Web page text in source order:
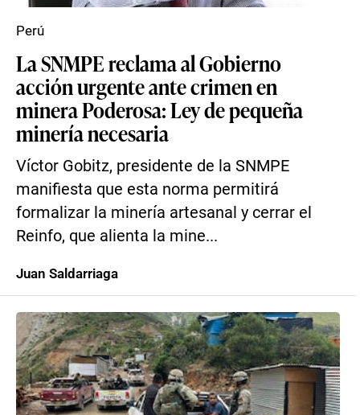
La SNMPE reclama al Gobierno
acción urgente ante crimen en
minera Poderosa: Ley de pequeña
minería necesaria
Víctor Gobitz, presidente de la SNMPE
manifiesta que esta norma permitirá
formalizar la minería artesanal y cerrar el
Reinfo, que alienta la mine...
Perú
Juan Saldarriaga